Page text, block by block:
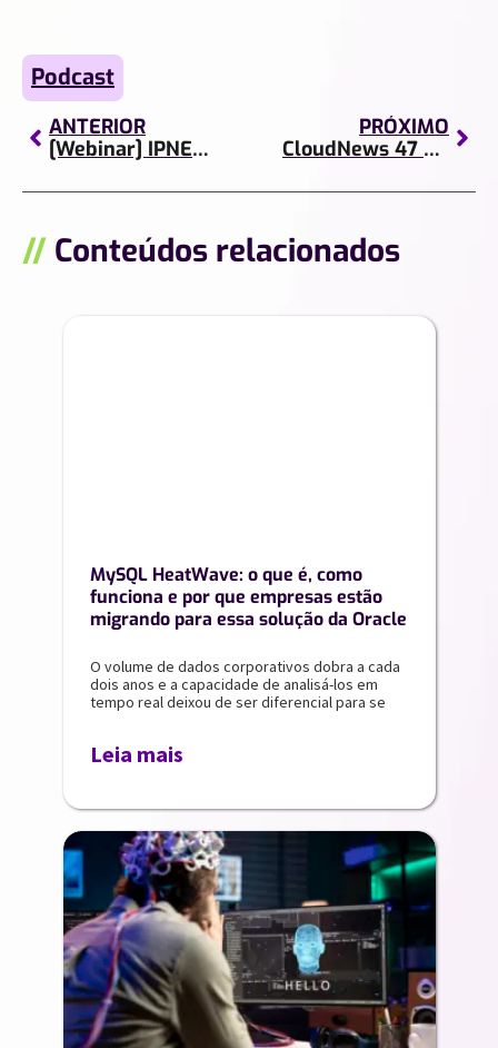
Podcast
ANTERIOR
[Webinar] IPNETalk Show | Distributed Infrastructure
PRÓXIMO
CloudNews 47 – IA, Instagram, Nuvem segura e a Google
// Conteúdos relacionados
MySQL HeatWave: o que é, como
funciona e por que empresas estão
migrando para essa solução da Oracle
O volume de dados corporativos dobra a cada
dois anos e a capacidade de analisá-los em
tempo real deixou de ser diferencial para se
Leia mais